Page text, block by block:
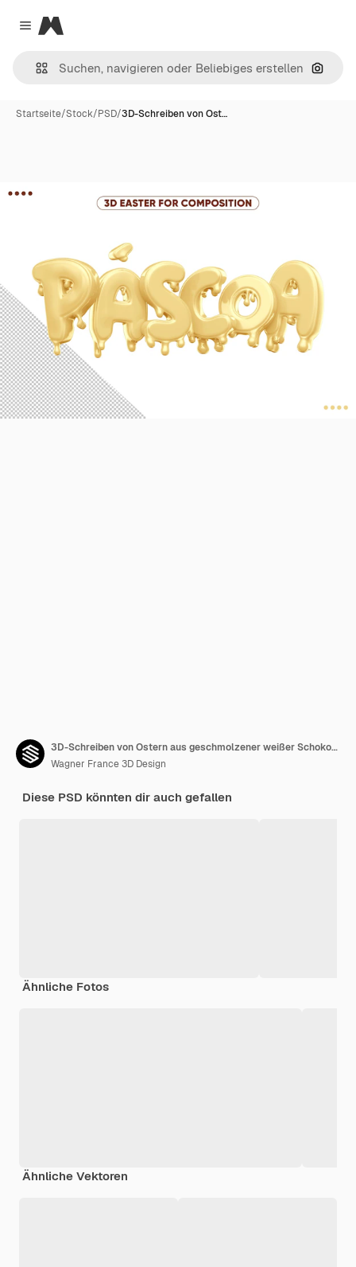
Close menu
Magnific
Nach
Startseite/Stock/PSD/3D-Schreiben von Ost…
3D-Schreiben von Ostern aus geschmolzener weißer Schokolade für Kompositionen
Wagner France 3D Design
Diese PSD könnten dir auch gefallen
Ähnliche Fotos
Ähnliche Vektoren